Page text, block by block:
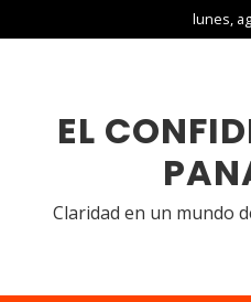
lunes,
EL
Claridad en un mundo